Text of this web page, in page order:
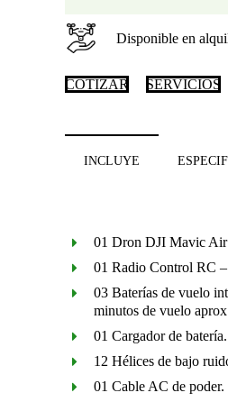
Disponible en
COTIZAR SERVICIOS
INCLUYE
01 Dron DJI Mavic Air
01 Radio Control RC
03 Baterías de vuelo
minutos de vuelo
01 Cargador de batería.
12 Hélices de bajo
01 Cable AC de poder.